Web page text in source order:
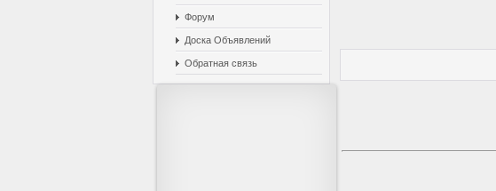
Форум
Доска Объявлений
Обратная связь